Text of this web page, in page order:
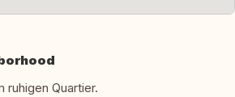
ruhigen Quartier.